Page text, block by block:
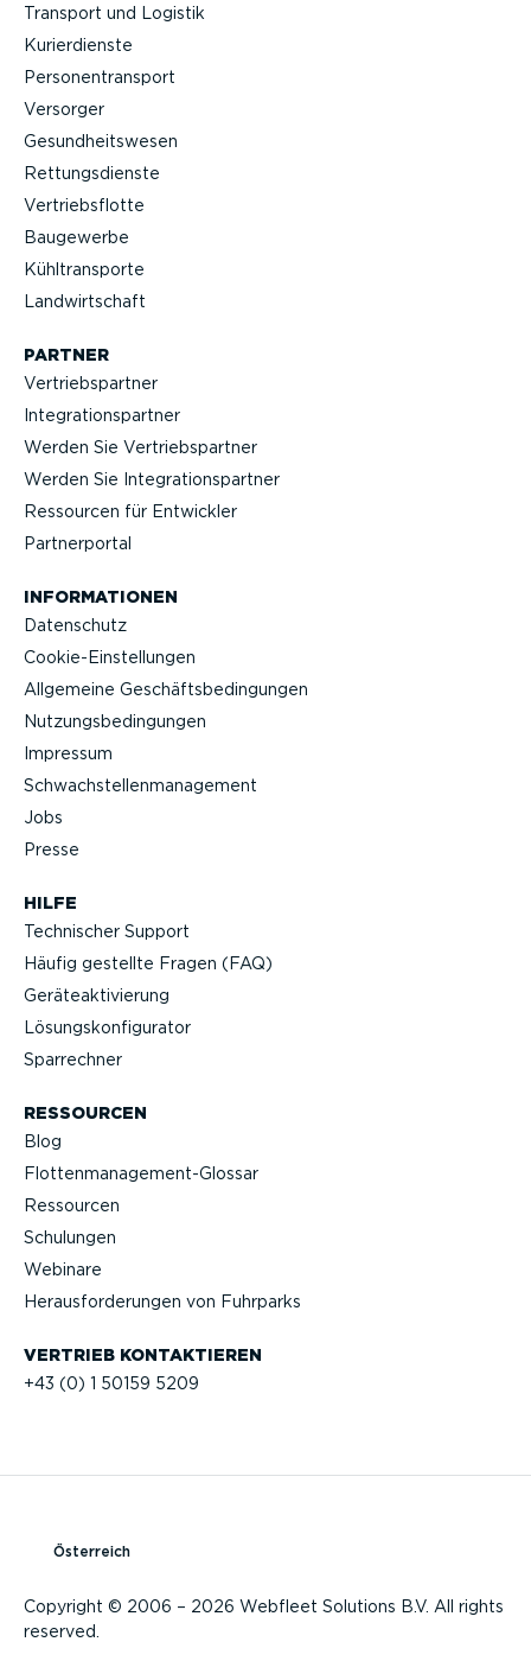
Transport und Logistik
Kurier­dienste
Perso­nen­transport
Versorger
Gesund­heits­wesen
Rettungs­dienste
Vertriebs­flotte
Baugewerbe
Kühltrans­porte
Landwirt­schaft
VERTRIEB KONTAK­TIEREN
+43 (0) 1 50159 5209
HILFE
Technischer Support
Häufig gestellte Fragen (FAQ)
Geräteak­ti­vierung
Lösungs­kon­fi­gu­rator
Sparrechner
RESSOURCEN
Blog
Flotten­management-Glossar
Ressourcen
Schulungen
Webinare
Heraus­for­de­rungen von Fuhrparks
PARTNER
Vertriebs­partner
Integra­ti­ons­partner
Werden Sie Vertriebs­partner
Werden Sie Integra­ti­ons­partner
Ressourcen für Entwickler
Partner­portal
INFOR­MA­TIONEN
Datenschutz
Cookie-Ein­stel­lungen
Allgemeine Geschäfts­be­din­gungen
Nutzungs­be­din­gungen
Impressum
Schwach­stel­len­ma­nagement
Jobs
Presse
Copyright © 2006 – 2026 Webfleet Solutions B.V. All rights
reserved.
Österreich